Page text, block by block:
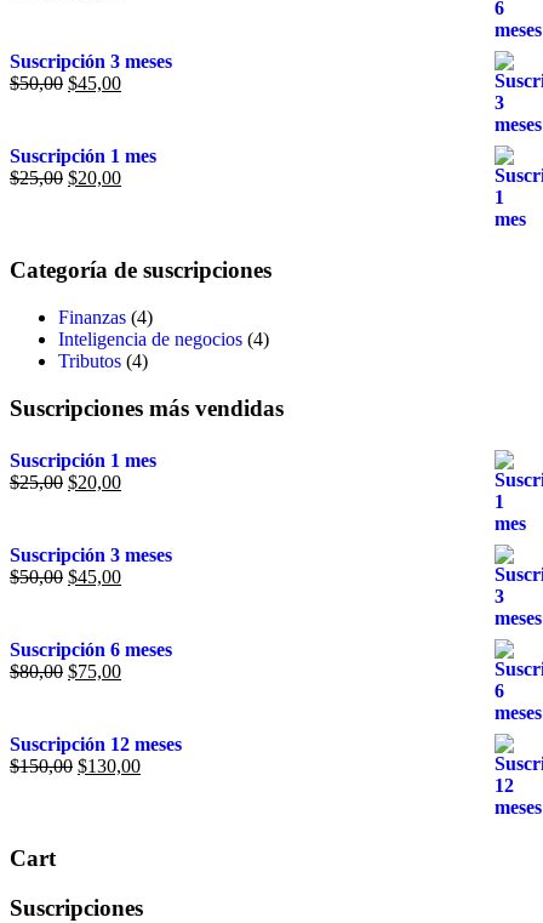
Suscripción 3 meses
$50,00 $45,00
Suscripción 1 mes
$25,00 $20,00
Categoría de suscripciones
Finanzas (4)
Inteligencia de negocios (4)
Tributos (4)
Suscripciones más vendidas
Suscripción 1 mes
$25,00 $20,00
Suscripción 3 meses
$50,00 $45,00
Suscripción 6 meses
$80,00 $75,00
Suscripción 12 meses
$150,00 $130,00
Cart
Suscripciones